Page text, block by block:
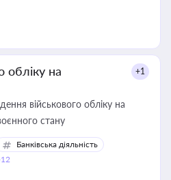
обліку на
+1
військового обліку на
стану
Банківська діяльність